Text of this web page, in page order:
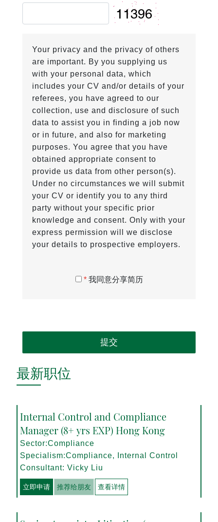
Your privacy and the privacy of others
are important. By you supplying us
with your personal data, which
includes your CV and/or details of your
referees, you have agreed to our
collection, use and disclosure of such
data to assist you in finding a job now
or in future, and also for marketing
purposes. You agree that you have
obtained appropriate consent to
provide us data from other person(s).
Under no circumstances we will submit
your CV or identify you to any third
party without your specific prior
knowledge and consent. Only with your
express permission will we disclose
your details to prospective employers.
*我同意分享简历
提交
最新职位
Internal Control and Compliance
Manager (8+ yrs EXP) Hong Kong
Sector:Compliance
Specialism:Compliance, Internal Control
Consultant: Vicky Liu
立即申请 推荐给朋友 查看详情